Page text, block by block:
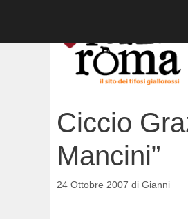
contenuto
Ciccio
Mancini”
24 Ottobre 2007 di Gianni